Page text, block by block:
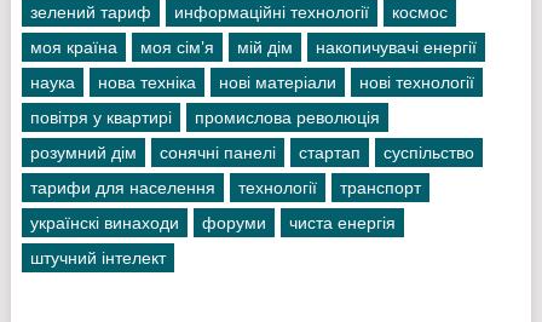
зелений тариф
информаційні технології
космос
моя країна
моя сім'я мій дім
накопичувачі енергії
наука
нова техніка нові матеріали
нові технології
повітря у квартирі
промислова революція
розумний дім
сонячні панелі стартап
суспільство
тарифи для населення
технології
транспорт
українскі винаходи
форуми
чиста енергія
штучний інтелект